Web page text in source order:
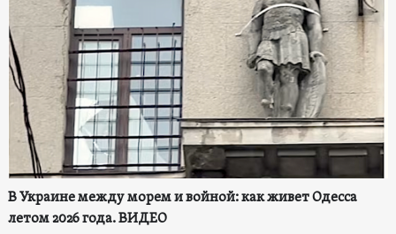
В Украине между морем и войной: как живет Одесса
летом 2026 года. ВИДЕО